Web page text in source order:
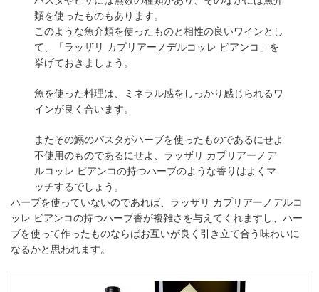
類を使ったものもあります。
このような魚介類を使ったものと相性の良いワインとし
て、「ラッザリ カプリアーノデルコッレ ビアンコ」を
挙げておきましょう。
魚を使った料理は、ミネラル感をしっかり感じられるワ
インが良く合います。
またその鰯のパスタがハーブを使ったものであるにせよ
不使用のものであるにせよ、ラッザリ カプリアーノデ
ルコッレ ビアンコの持つハーブのような香りはよくマ
ッチするでしょう。
ハーブを使っていないのであれば、ラッザリ カプリアーノデルコ
ッレ ビアンコの持つハーブ香が複雑さを与えてくれますし、ハー
ブを使って作ったものならばお互いが良く引き立て合う味わいに
なるかと思われます。